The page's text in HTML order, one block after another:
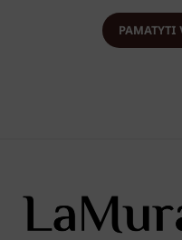
PAMATYTI